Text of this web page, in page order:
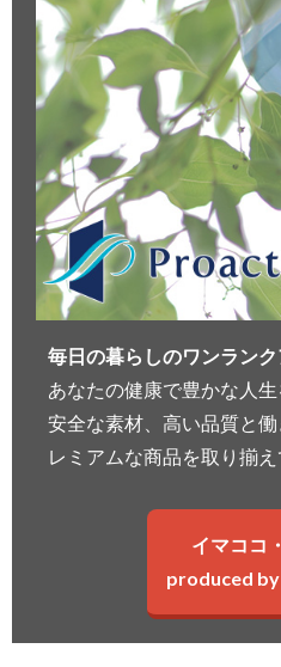
毎日の暮らしのワンラン
あなたの健康で豊かな人
安全な素材、高い品質と
レミアムな商品を取り揃え
イマココ
produced